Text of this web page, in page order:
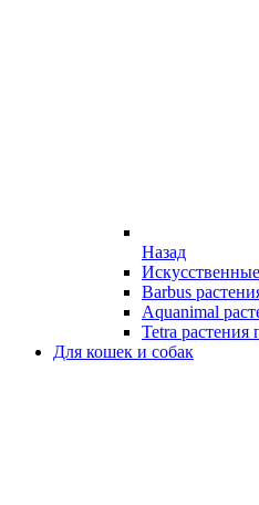
Назад
Barbus
Aquanimal
Tetra растения
Для кошек и собак